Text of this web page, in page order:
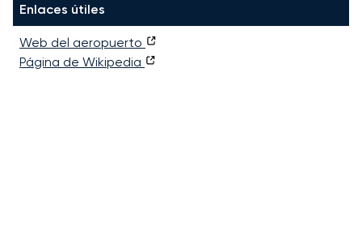
Enlaces útiles
Web del aeropuerto
Página de Wikipedia